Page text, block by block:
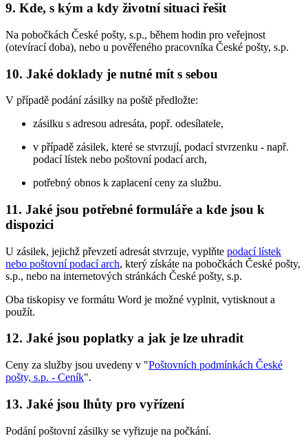
9. Kde, s kým a kdy životní situaci řešit
Na pobočkách České pošty, s.p., během hodin pro veřejnost
(otevírací doba), nebo u pověřeného pracovníka České pošty, s.p.
10. Jaké doklady je nutné mít s sebou
V případě podání zásilky na poště předložte:
zásilku s adresou adresáta, popř. odesílatele,
v případě zásilek, které se stvrzují, podací stvrzenku - např.
podací lístek nebo poštovní podací arch,
potřebný obnos k zaplacení ceny za službu.
11. Jaké jsou potřebné formuláře a kde jsou k
dispozici
U zásilek, jejichž převzetí adresát stvrzuje, vyplňte podací lístek
nebo poštovní podací arch, který získáte na pobočkách České pošty,
s.p., nebo na internetových stránkách České pošty, s.p.
Oba tiskopisy ve formátu Word je možné vyplnit, vytisknout a
použít.
12. Jaké jsou poplatky a jak je lze uhradit
Ceny za služby jsou uvedeny v "Poštovních podmínkách České
pošty, s.p. - Ceník".
13. Jaké jsou lhůty pro vyřízení
Podání poštovní zásilky se vyřizuje na počkání.